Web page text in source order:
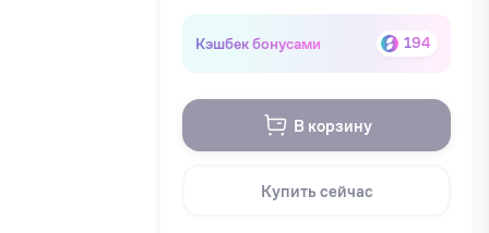
Кэшбек бонусами 194
В корзину
Купить сейчас